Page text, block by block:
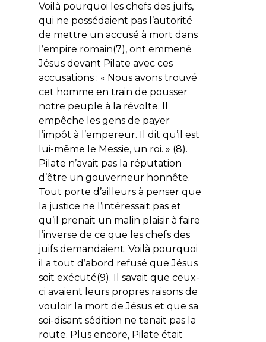
Voilà pourquoi les chefs des juifs,
qui ne possédaient pas l’autorité
de mettre un accusé à mort dans
l’empire romain(7), ont emmené
Jésus devant Pilate avec ces
accusations : « Nous avons trouvé
cet homme en train de pousser
notre peuple à la révolte. Il
empêche les gens de payer
l’impôt à l’empereur. Il dit qu’il est
lui-même le Messie, un roi. » (8).
Pilate n’avait pas la réputation
d’être un gouverneur honnête.
Tout porte d’ailleurs à penser que
la justice ne l’intéressait pas et
qu’il prenait un malin plaisir à faire
l’inverse de ce que les chefs des
juifs demandaient. Voilà pourquoi
il a tout d’abord refusé que Jésus
soit exécuté(9). Il savait que ceux-
ci avaient leurs propres raisons de
vouloir la mort de Jésus et que sa
soi-disant sédition ne tenait pas la
route. Plus encore, Pilate était